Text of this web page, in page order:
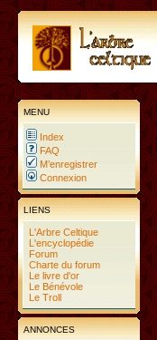
MENU
Index
FAQ
M’enregistrer
Connexion
LIENS
L'Arbre Celtique
L'encyclopédie
Forum
Charte du forum
Le livre d'or
Le Bénévole
Le Troll
ANNONCES